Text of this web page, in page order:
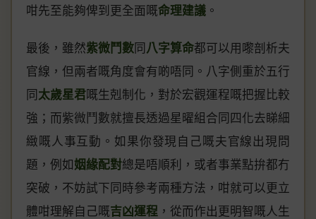
咁先至能夠俾到更全面嘅命理建議 。
最後，雖然紫微鬥數 同 八字算命都可以用嚟剖析夫
官線，但兩者嘅角度會有啲唔同。八字側重於五行
同 太歲星君嘅生剋制化，對於宏觀運程嘅把握比較
強；而紫微鬥數就擅長透過星曜組合同四化去睇細
緻嘅人事互動。如果你發現自己嘅夫官線出現問
題，例如 姻緣配對總是唔順利，或者事業點拚都冇
突破，不妨試下同時參考兩種方法，咁就可以更立
體咁理解自己嘅吉凶運程 ，從而作出更明智嘅人生